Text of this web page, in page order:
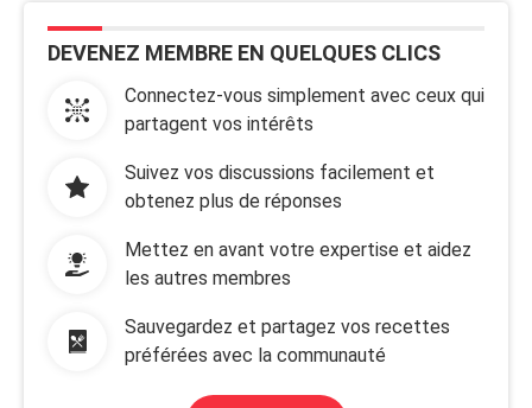
DEVENEZ MEMBRE EN QUELQUES CLICS
Connectez-vous simplement avec ceux qui
partagent vos intérêts
Suivez vos discussions facilement et
obtenez plus de réponses
Mettez en avant votre expertise et aidez
les autres membres
Sauvegardez et partagez vos recettes
préférées avec la communauté